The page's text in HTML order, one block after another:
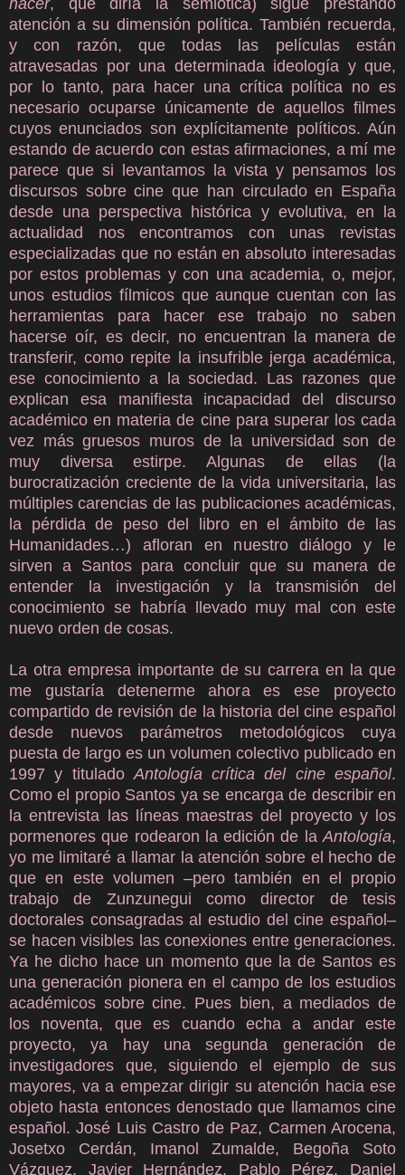
hacer, que diría la semiótica) sigue prestando
atención a su dimensión política. También recuerda,
y con razón, que todas las películas están
atravesadas por una determinada ideología y que,
por lo tanto, para hacer una crítica política no es
necesario ocuparse únicamente de aquellos filmes
cuyos enunciados son explícitamente políticos. Aún
estando de acuerdo con estas afirmaciones, a mí me
parece que si levantamos la vista y pensamos los
discursos sobre cine que han circulado en España
desde una perspectiva histórica y evolutiva, en la
actualidad nos encontramos con unas revistas
especializadas que no están en absoluto interesadas
por estos problemas y con una academia, o, mejor,
unos estudios fílmicos que aunque cuentan con las
herramientas para hacer ese trabajo no saben
hacerse oír, es decir, no encuentran la manera de
transferir, como repite la insufrible jerga académica,
ese conocimiento a la sociedad. Las razones que
explican esa manifiesta incapacidad del discurso
académico en materia de cine para superar los cada
vez más gruesos muros de la universidad son de
muy diversa estirpe. Algunas de ellas (la
burocratización creciente de la vida universitaria, las
múltiples carencias de las publicaciones académicas,
la pérdida de peso del libro en el ámbito de las
Humanidades…) afloran en nuestro diálogo y le
sirven a Santos para concluir que su manera de
entender la investigación y la transmisión del
conocimiento se habría llevado muy mal con este
nuevo orden de cosas.
La otra empresa importante de su carrera en la que
me gustaría detenerme ahora es ese proyecto
compartido de revisión de la historia del cine español
desde nuevos parámetros metodológicos cuya
puesta de largo es un volumen colectivo publicado en
1997 y tituladoAntología crítica del cine español.
Como el propio Santos ya se encarga de describir en
la entrevista las líneas maestras del proyecto y los
pormenores que rodearon la edición de laAntología,
yo me limitaré a llamar la atención sobre el hecho de
que en este volumen –pero también en el propio
trabajo de Zunzunegui como director de tesis
doctorales consagradas al estudio del cine español–
se hacen visibles las conexiones entre generaciones.
Ya he dicho hace un momento que la de Santos es
una generación pionera en el campo de los estudios
académicos sobre cine. Pues bien, a mediados de
los noventa, que es cuando echa a andar este
proyecto, ya hay una segunda generación de
investigadores que, siguiendo el ejemplo de sus
mayores, va a empezar dirigir su atención hacia ese
objeto hasta entonces denostado que llamamos cine
español. José Luis Castro de Paz, Carmen Arocena,
Josetxo Cerdán, Imanol Zumalde, Begoña Soto
Vázquez, Javier Hernández, Pablo Pérez, Daniel